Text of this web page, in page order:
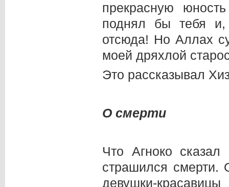
прекрасную
поднял бы тебя
отсюда! Но Аллах
моей дряхлой
Это рассказывал
О смерти
Что Агноко
страшился смерти.
девушки-